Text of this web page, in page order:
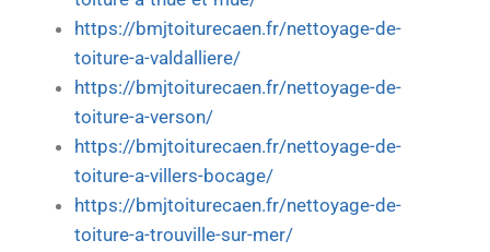
https://bmjtoiturecaen.fr/nettoyage-de-
toiture-a-valdalliere/
https://bmjtoiturecaen.fr/nettoyage-de-
toiture-a-verson/
https://bmjtoiturecaen.fr/nettoyage-de-
toiture-a-villers-bocage/
https://bmjtoiturecaen.fr/nettoyage-de-
toiture-a-trouville-sur-mer/